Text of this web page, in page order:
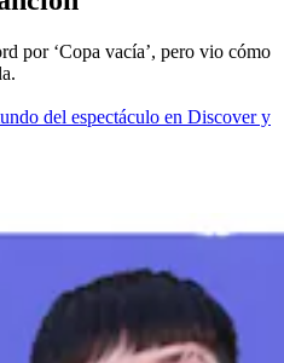
por ‘Copa vacía’, pero vio cómo
del espectáculo en Discover y